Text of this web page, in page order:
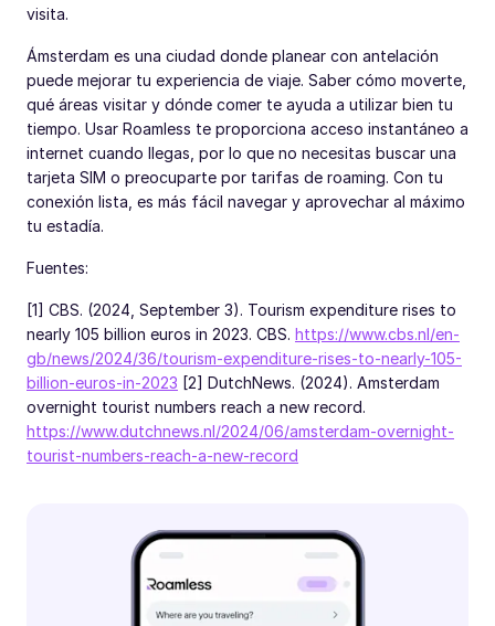
visita.
Ámsterdam es una ciudad donde planear con antelación
puede mejorar tu experiencia de viaje. Saber cómo moverte,
qué áreas visitar y dónde comer te ayuda a utilizar bien tu
tiempo. Usar Roamless te proporciona acceso instantáneo a
internet cuando llegas, por lo que no necesitas buscar una
tarjeta SIM o preocuparte por tarifas de roaming. Con tu
conexión lista, es más fácil navegar y aprovechar al máximo
tu estadía.
Fuentes:
[1] CBS. (2024, September 3). Tourism expenditure rises to
nearly 105 billion euros in 2023. CBS. https://www.cbs.nl/en-
gb/news/2024/36/tourism-expenditure-rises-to-nearly-105-
billion-euros-in-2023 [2] DutchNews. (2024). Amsterdam
overnight tourist numbers reach a new record.
https://www.dutchnews.nl/2024/06/amsterdam-overnight-
tourist-numbers-reach-a-new-record